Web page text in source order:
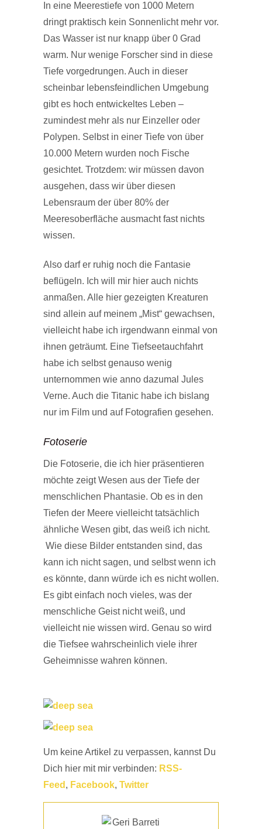
In eine Meerestiefe von 1000 Metern
dringt praktisch kein Sonnenlicht mehr vor.
Das Wasser ist nur knapp über 0 Grad
warm. Nur wenige Forscher sind in diese
Tiefe vorgedrungen. Auch in dieser
scheinbar lebensfeindlichen Umgebung
gibt es hoch entwickeltes Leben –
zumindest mehr als nur Einzeller oder
Polypen. Selbst in einer Tiefe von über
10.000 Metern wurden noch Fische
gesichtet. Trotzdem: wir müssen davon
ausgehen, dass wir über diesen
Lebensraum der über 80% der
Meeresoberfläche ausmacht fast nichts
wissen.
Also darf er ruhig noch die Fantasie
beflügeln. Ich will mir hier auch nichts
anmaßen. Alle hier gezeigten Kreaturen
sind allein auf meinem „Mist“ gewachsen,
vielleicht habe ich irgendwann einmal von
ihnen geträumt. Eine Tiefseetauchfahrt
habe ich selbst genauso wenig
unternommen wie anno dazumal Jules
Verne. Auch die Titanic habe ich bislang
nur im Film und auf Fotografien gesehen.
Fotoserie
Die Fotoserie, die ich hier präsentieren
möchte zeigt Wesen aus der Tiefe der
menschlichen Phantasie. Ob es in den
Tiefen der Meere vielleicht tatsächlich
ähnliche Wesen gibt, das weiß ich nicht.
Wie diese Bilder entstanden sind, das
kann ich nicht sagen, und selbst wenn ich
es könnte, dann würde ich es nicht wollen.
Es gibt einfach noch vieles, was der
menschliche Geist nicht weiß, und
vielleicht nie wissen wird. Genau so wird
die Tiefsee wahrscheinlich viele ihrer
Geheimnisse wahren können.
Um keine Artikel zu verpassen, kannst Du
Dich hier mit mir verbinden: RSS-
Feed , Facebook, Twitter